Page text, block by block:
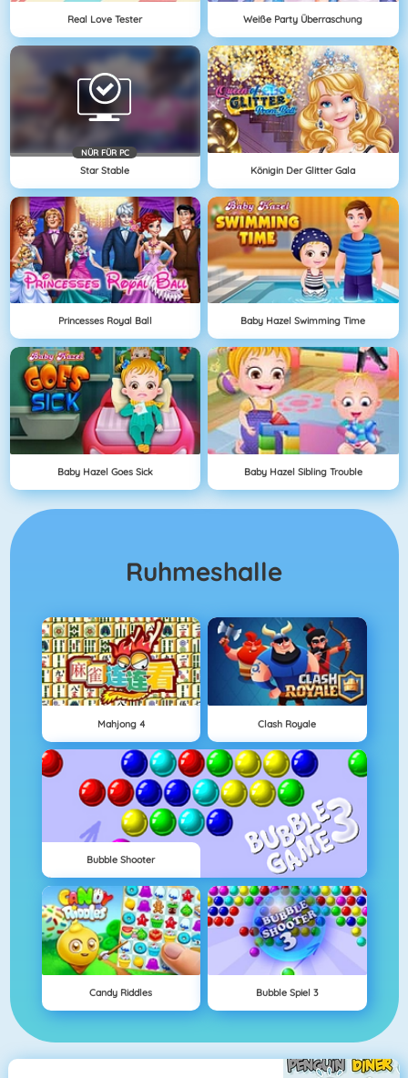
Real Love Tester Weiße Party Überraschung
NÜR FÜR PC
Star Stable Königin Der Glitter Gala
Princesses Royal Ball Baby Hazel Swimming Time
Baby Hazel Goes Sick Baby Hazel Sibling Trouble
Ruhmeshalle
Mahjong 4 Clash Royale
Bubble Shooter
Candy Riddles Bubble Spiel 3